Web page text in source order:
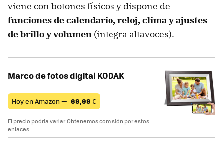
viene con botones físicos y dispone de
funciones de calendario, reloj, clima y ajustes
de brillo y volumen (integra altavoces).
Marco de fotos digital KODAK
Hoy en Amazon — 69,99 €
El precio podría variar. Obtenemos comisión por estos
enlaces